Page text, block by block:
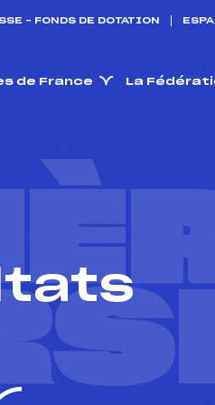
– FONDS DE DOTATION
de France La